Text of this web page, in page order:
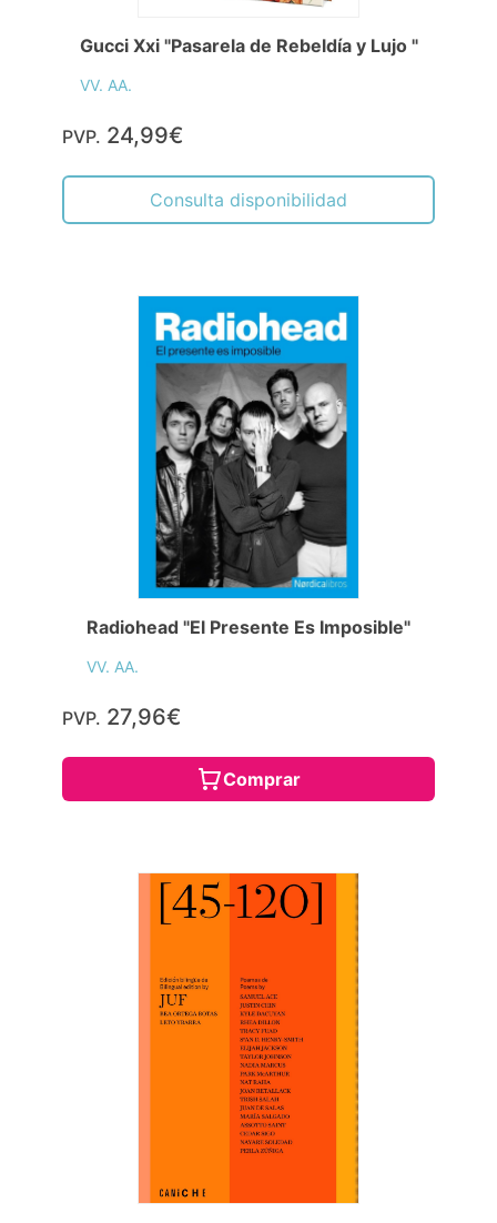
Gucci Xxi "Pasarela de Rebeldía y Lujo "
VV. AA.
PVP. 24,99€
Consulta disponibilidad
Radiohead "El Presente Es Imposible"
VV. AA.
PVP. 27,96€
Comprar